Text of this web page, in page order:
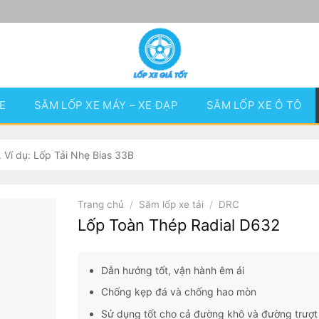
SĂM LỐP XE MÁY – XE ĐẠP SĂM LỐP XE Ô TÔ
Trang chủ / Săm lốp xe tải / DRC
Lốp Toàn Thép Radial D632
Dẫn hướng tốt, vận hành êm ái
Chống kẹp đá và chống hao mòn
Sử dụng tốt cho cả đường khô và đường trượt